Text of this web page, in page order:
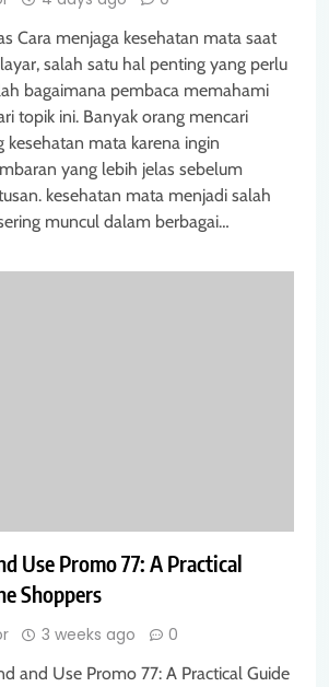
Cara menjaga kesehatan mata saat
salah satu hal penting yang perlu
bagaimana pembaca memahami
topik ini. Banyak orang mencari
kesehatan mata karena ingin
yang lebih jelas sebelum
kesehatan mata menjadi salah
muncul dalam berbagai…
Use Promo 77: A Practical
Shoppers
3 weeks ago 0
and Use Promo 77: A Practical Guide